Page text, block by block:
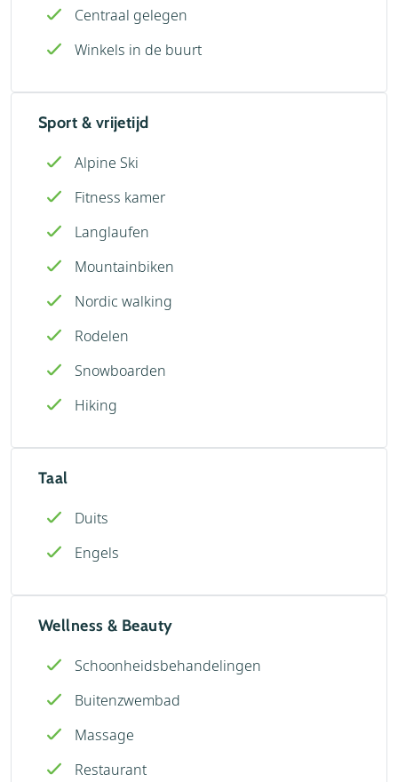
Centraal gelegen
Winkels in de buurt
Sport & vrijetijd
Alpine Ski
Fitness kamer
Langlaufen
Mountainbiken
Nordic walking
Rodelen
Snowboarden
Hiking
Taal
Duits
Engels
Wellness & Beauty
Schoonheidsbehandelingen
Buitenzwembad
Massage
Restaurant